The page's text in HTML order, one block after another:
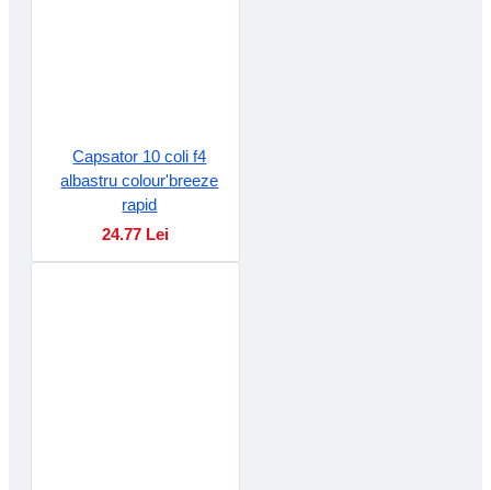
Capsator 10 coli f4
albastru colour'breeze
rapid
24.77 Lei